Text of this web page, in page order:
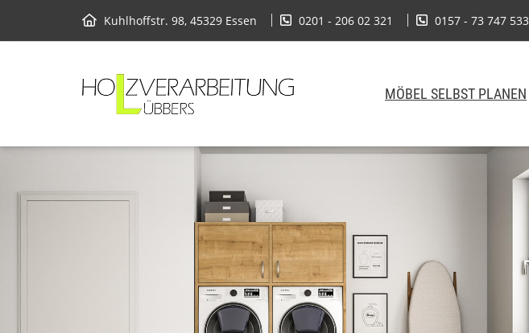
Kuhlhoffstr. 98, 45329 Essen 0201 - 206 02 321 0157 - 73 747 533
MÖBEL SELBST PLANEN